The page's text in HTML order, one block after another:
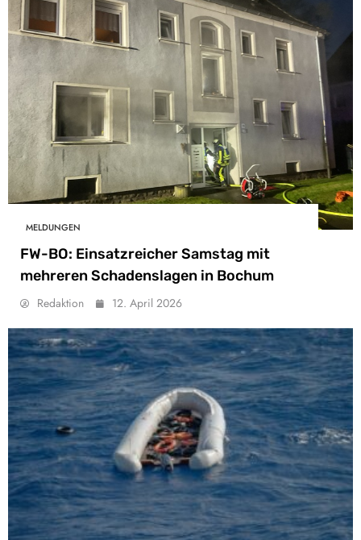
MELDUNGEN
FW-BO: Einsatzreicher Samstag mit
mehreren Schadenslagen in Bochum
Redaktion 12. April 2026